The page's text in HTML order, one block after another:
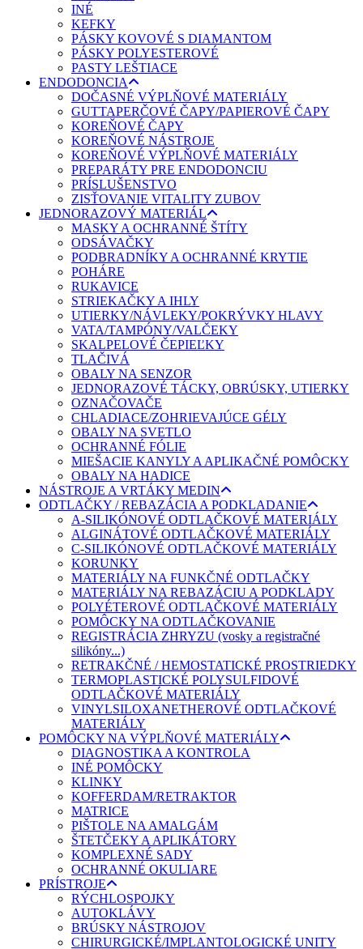
INÉ
KEFKY
PÁSKY KOVOVÉ S DIAMANTOM
PÁSKY POLYESTEROVÉ
PASTY LEŠTIACE
ENDODONCIA
DOČASNÉ VÝPLŇOVÉ MATERIÁLY
GUTTAPERČOVÉ ČAPY/PAPIEROVÉ ČAPY
KOREŇOVÉ ČAPY
KOREŇOVÉ NÁSTROJE
KOREŇOVÉ VÝPLŇOVÉ MATERIÁLY
PREPARÁTY PRE ENDODONCIU
PRÍSLUŠENSTVO
ZISŤOVANIE VITALITY ZUBOV
JEDNORAZOVÝ MATERIÁL
MASKY A OCHRANNÉ ŠTÍTY
ODSÁVAČKY
PODBRADNÍKY A OCHRANNÉ KRYTIE
POHÁRE
RUKAVICE
STRIEKAČKY A IHLY
UTIERKY/NÁVLEKY/POKRÝVKY HLAVY
VATA/TAMPÓNY/VALČEKY
SKALPELOVÉ ČEPIEĽKY
TLAČIVÁ
OBALY NA SENZOR
JEDNORAZOVÉ TÁCKY, OBRÚSKY, UTIERKY
OZNAČOVAČE
CHLADIACE/ZOHRIEVAJÚCE GÉLY
OBALY NA SVETLO
OCHRANNÉ FÓLIE
MIEŠACIE KANYLY A APLIKAČNÉ POMÔCKY
OBALY NA HADICE
NÁSTROJE A VRTÁKY MEDIN
ODTLAČKY / REBAZÁCIA A PODKLADANIE
A-SILIKÓNOVÉ ODTLAČKOVÉ MATERIÁLY
ALGINÁTOVÉ ODTLAČKOVÉ MATERIÁLY
C-SILIKÓNOVÉ ODTLAČKOVÉ MATERIÁLY
KORUNKY
MATERIÁLY NA FUNKČNÉ ODTLAČKY
MATERIÁLY NA REBAZÁCIU A PODKLADY
POLYÉTEROVÉ ODTLAČKOVÉ MATERIÁLY
POMÔCKY NA ODTLAČKOVANIE
REGISTRÁCIA ZHRYZU (vosky a registračné
silikóny...)
RETRAKČNÉ / HEMOSTATICKÉ PROSTRIEDKY
TERMOPLASTICKÉ POLYSULFIDOVÉ
ODTLAČKOVÉ MATERIÁLY
VINYLSILOXANETHEROVÉ ODTLAČKOVÉ
MATERIÁLY
POMÔCKY NA VÝPLŇOVÉ MATERIÁLY
DIAGNOSTIKA A KONTROLA
INÉ POMÔCKY
KLINKY
KOFFERDAM/RETRAKTOR
MATRICE
PIŠTOLE NA AMALGÁM
ŠTETČEKY A APLIKÁTORY
KOMPLEXNÉ SADY
OCHRANNÉ OKULIARE
PRÍSTROJE
RÝCHLOSPOJKY
AUTOKLÁVY
BRÚSKY NÁSTROJOV
CHIRURGICKÉ/IMPLANTOLOGICKÉ UNITY